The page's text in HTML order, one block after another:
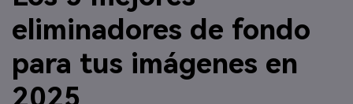
eliminadores de fondo
para tus imágenes en